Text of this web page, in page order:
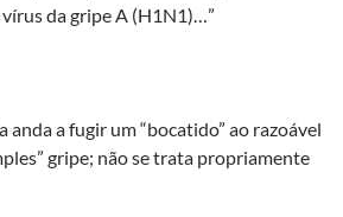
da gripe A (H1N1)…”
anda a fugir um “bocatido” ao razoável
gripe; não se trata propriamente